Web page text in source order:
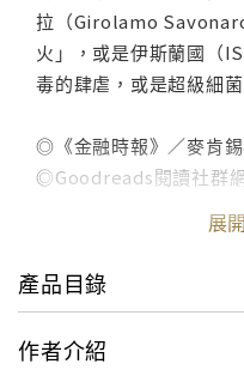
拉（Girolamo
火」，或是伊斯蘭國（
毒的肆虐，或是超級細
◎《金融時報》／麥肯
◎Goodreads閱讀社群
網路書店4.5顆星熱烈
郵報》 牛津大學的伊恩
斯‧庫塔納（Chris
帶，從中瞥見了500年
代」，堪比輝煌璀璨的
展
產品目錄
作者介紹